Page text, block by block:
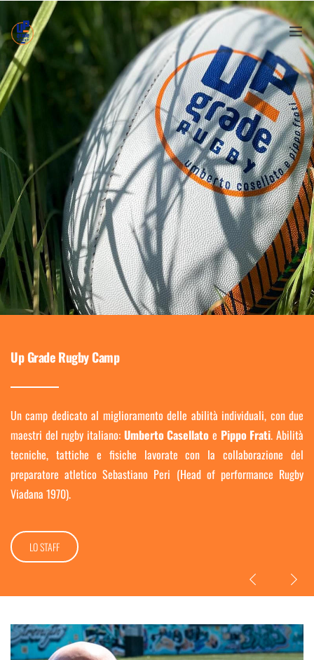
HOME
LISTA D’ATTESA
EVENTI
SAFEGUARDING
PARTNERSHIP
CONTATTI
Up Grade Rugby Camp
Un camp dedicato al miglioramento delle abilità individuali, con due
maestri del rugby italiano: Umberto Casellato e Pippo Frati. Abilità
tecniche, tattiche e fisiche lavorate con la collaborazione del
preparatore atletico Sebastiano Peri (Head of performance Rugby
Viadana 1970).
LO STAFF